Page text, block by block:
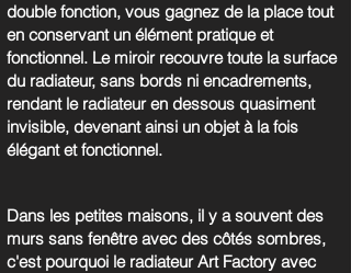
double fonction, vous gagnez de la place tout
en conservant un élément pratique et
fonctionnel. Le miroir recouvre toute la surface
du radiateur, sans bords ni encadrements,
rendant le radiateur en dessous quasiment
invisible, devenant ainsi un objet à la fois
élégant et fonctionnel.
Dans les petites maisons, il y a souvent des
murs sans fenêtre avec des côtés sombres,
c'est pourquoi le radiateur Art Factory avec